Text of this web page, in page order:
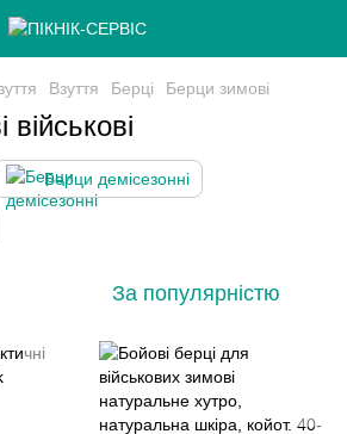
Взуття Берці Берци зимові
Берци демісезонні
За популярністю